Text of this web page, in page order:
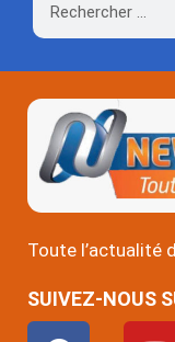
Rechercher
Toute l’actualité
SUIVEZ-NOUS
F
Y